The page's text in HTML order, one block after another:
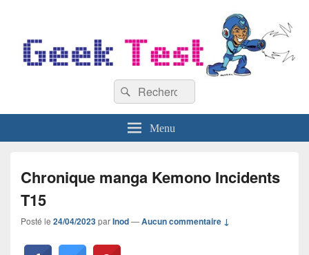
Recherche :
Rechercher
Menu
Chronique manga Kemono Incidents
T15
Posté le 24/04/2023parInod—Aucun commentaire ↓